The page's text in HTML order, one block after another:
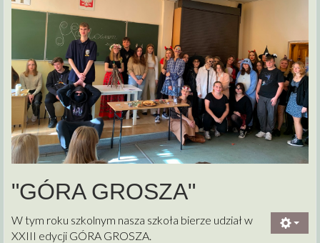
"GÓRA GROSZA"
W tym roku szkolnym nasza szkoła bierze udział w
XXIII edycji GÓRA GROSZA.